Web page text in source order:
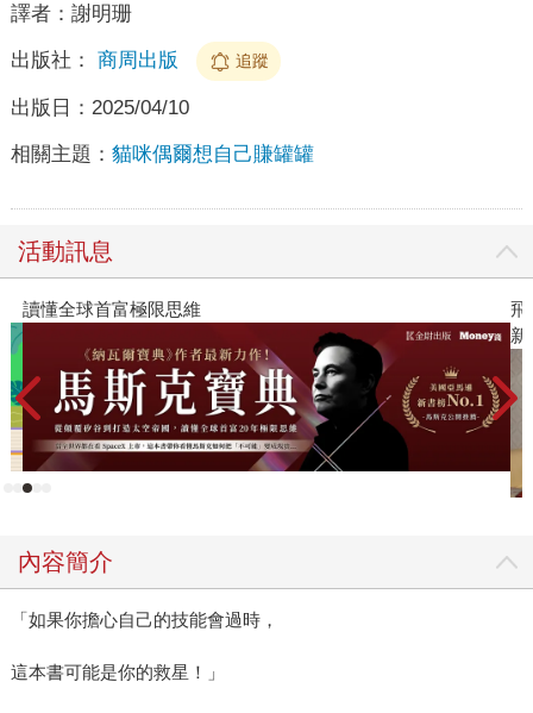
譯者： 謝明珊
出版社： 商周出版 追蹤
出版日： 2025/04/10
相關主題： 貓咪偶爾想自己賺罐罐
活動訊息
讀懂全球首富極限思維
飛
新
內容簡介
「如果你擔心自己的技能會過時，
這本書可能是你的救星！」